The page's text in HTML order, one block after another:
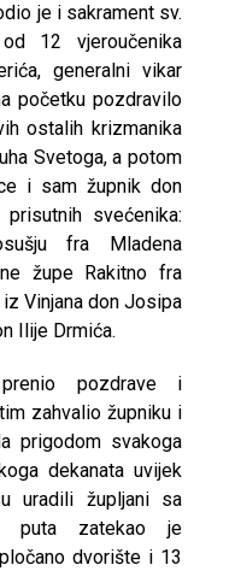
je i sakrament sv.
12 vjeroučenika
generalni vikar
početku pozdravilo
ostalih krizmanika
Svetoga, a potom
i sam župnik don
svećenika:
fra Mladena
župe Rakitno fra
Vinjana don Josipa
Ilije Drmića.
pozdrave i
zahvalio župniku i
prigodom svakoga
dekanata uvijek
uradili župljani sa
puta zatekao je
dvorište i 13